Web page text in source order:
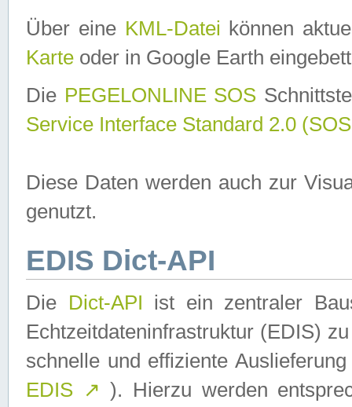
Über eine KML-Datei können
Karte oder in Google Earth
Die PEGELONLINE SOS
Service Interface Standard 2.0
Diese Daten werden auch zur
genutzt.
EDIS Dict-API
Die Dict-API ist ein zentraler
Echtzeitdateninfrastruktur (EDIS)
schnelle und effiziente
EDIS ↗ ). Hierzu werden